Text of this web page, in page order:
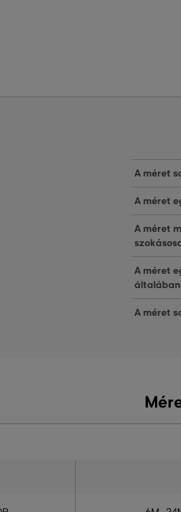
A méret
A méret
A méret
A méret
általában
A méret